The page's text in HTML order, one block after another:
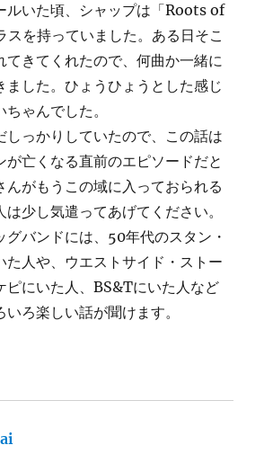
ルいた頃、シャップは「Roots of
スを持っていました。ある日そこ
てきてくれたので、何曲か一緒に
ました。ひょうひょうとした感じ
ゃんでした。
しっかりしていたので、この話は
が亡くなる直前のエピソードだと
んがもうこの域に入っておられる
少し気遣ってあげてください。
グバンドには、50年代のスタン・
た人や、ウエストサイド・ストー
ピにいた人、BS&Tにいた人など
ろ楽しい話が聞けます。